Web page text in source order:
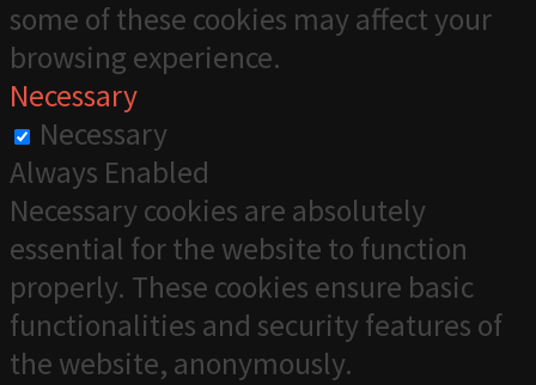
some of these cookies may affect your
browsing experience.
Necessary
Necessary
Always Enabled
Necessary cookies are absolutely
essential for the website to function
properly. These cookies ensure basic
functionalities and security features of
the website, anonymously.